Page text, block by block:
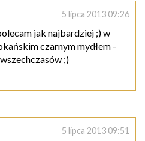
5 lipca 2013 09:26
jak najbardziej ;) w
czarnym mydłem -
;)
5 lipca 2013 09:51